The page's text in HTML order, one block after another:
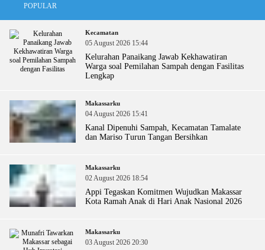
POPULAR
Kecamatan
05 August 2026 15:44
Kelurahan Panaikang Jawab Kekhawatiran
Warga soal Pemilahan Sampah dengan Fasilitas
Lengkap
Makassarku
04 August 2026 15:41
Kanal Dipenuhi Sampah, Kecamatan Tamalate
dan Mariso Turun Tangan Bersihkan
Makassarku
02 August 2026 18:54
Appi Tegaskan Komitmen Wujudkan Makassar
Kota Ramah Anak di Hari Anak Nasional 2026
Makassarku
03 August 2026 20:30